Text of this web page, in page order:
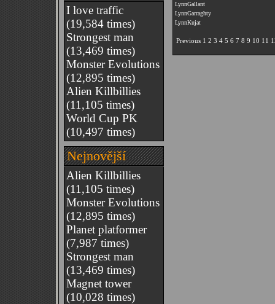
I love traffic
(19,584 times)
Strongest man
(13,469 times)
Monster Evolutions
(12,895 times)
Alien Killbillies
(11,105 times)
World Cup PK
(10,497 times)
Nejnovější
Alien Killbillies
(11,105 times)
Monster Evolutions
(12,895 times)
Planet platformer
(7,987 times)
Strongest man
(13,469 times)
Magnet tower
(10,028 times)
LynnGallant
LynnGarraghty
LynnKujat
Previous 1 2 3 4 5 6 7 8 9 10 11